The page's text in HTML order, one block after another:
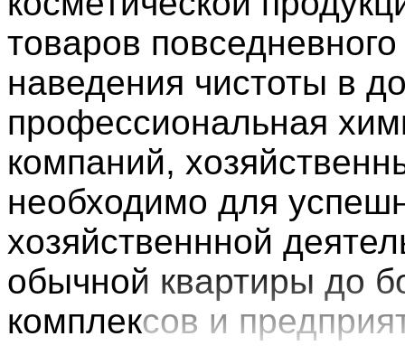
товаров
наведения чистоты в
профессиональная
компаний,
необходимо для
хозяйственнной
обычной квартиры до
комплексов и